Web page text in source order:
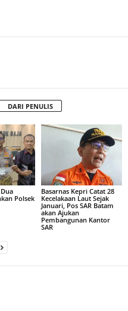
DARI PENULIS
Polsek
Basarnas Kepri Catat 28
Kecelakaan Laut Sejak
Januari, Pos SAR Batam
akan Ajukan
Pembangunan Kantor
SAR